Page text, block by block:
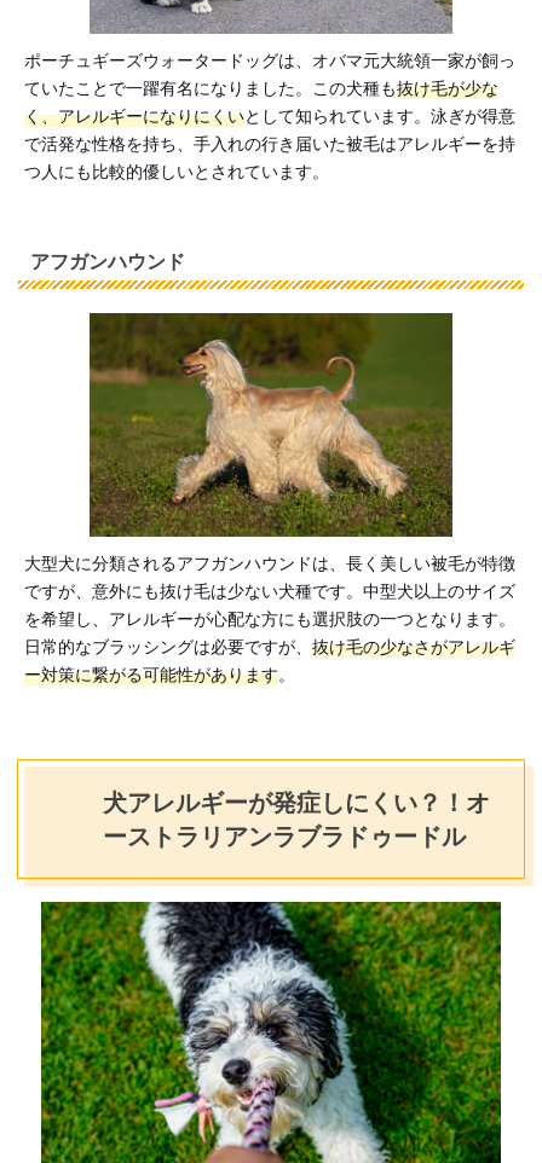
ポーチュギーズウォータードッグは、オバマ元大統領一家が飼っ
ていたことで一躍有名になりました。この犬種も抜け毛が少な
く、アレルギーになりにくいとして知られています。泳ぎが得意
で活発な性格を持ち、手入れの行き届いた被毛はアレルギーを持
つ人にも比較的優しいとされています。
アフガンハウンド
大型犬に分類されるアフガンハウンドは、長く美しい被毛が特徴
ですが、意外にも抜け毛は少ない犬種です。中型犬以上のサイズ
を希望し、アレルギーが心配な方にも選択肢の一つとなります。
日常的なブラッシングは必要ですが、 抜け毛の少なさがアレルギ
ー対策に繋がる可能性があります。
犬アレルギーが発症しにくい？！オ
ーストラリアンラブラドゥードル